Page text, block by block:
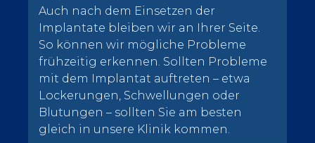
Auch nach dem Einsetzen der
Implantate bleiben wir an Ihrer Seite.
So können wir mögliche Probleme
frühzeitig erkennen. Sollten Probleme
mit dem Implantat auftreten – etwa
Lockerungen, Schwellungen oder
Blutungen – sollten Sie am besten
gleich in unsere Klinik kommen.